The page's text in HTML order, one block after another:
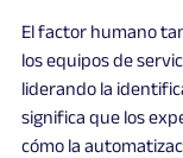
El factor humano
los equipos de
liderando la
significa que los
cómo la